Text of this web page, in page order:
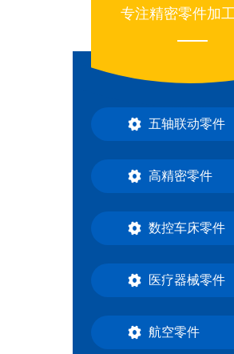
专注精密零件加
五轴联动零件
高精密零件
数控车床零件
医疗器械零件
航空零件